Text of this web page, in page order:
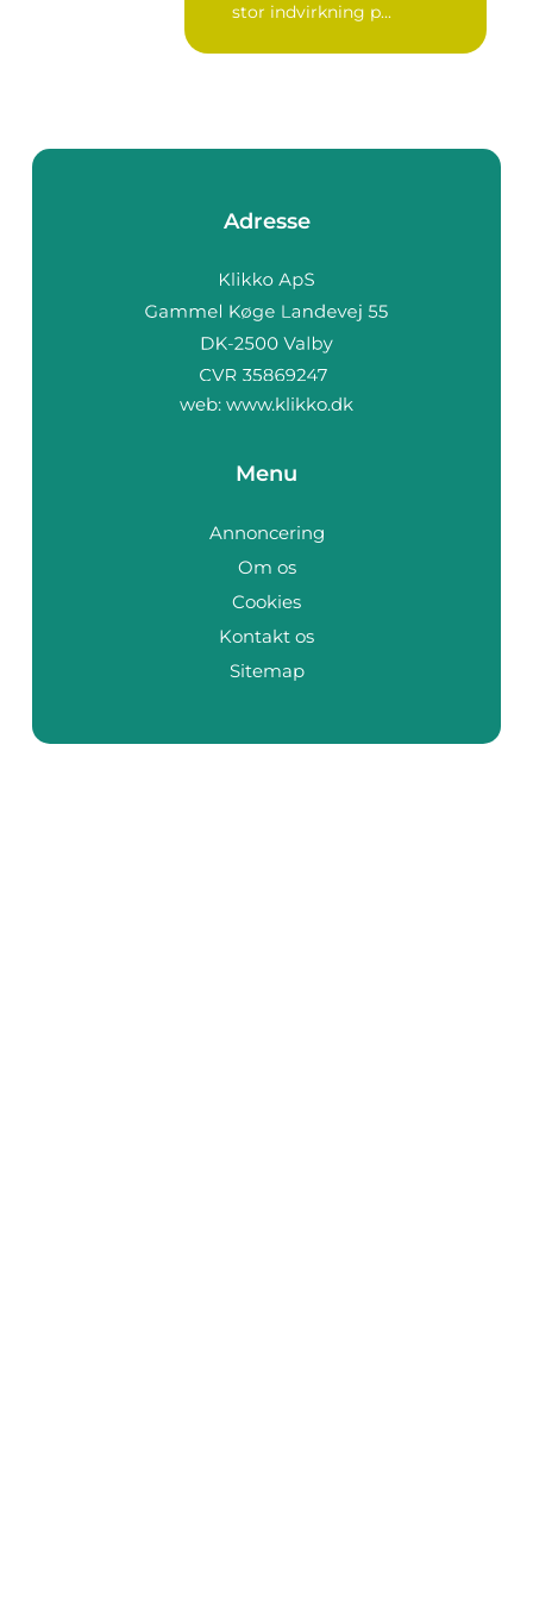
stor indvirkning p...
Adresse
web: www.klikko.dk
Menu
Annoncering
Om os
Cookies
Kontakt os
Sitemap